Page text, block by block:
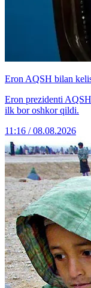
Eron AQSH bilan
Eron prezidenti
ilk bor oshkor qildi.
11:16 / 08.08.2026